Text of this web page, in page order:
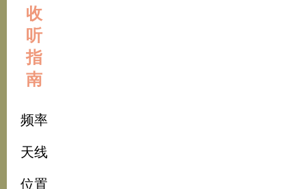
收
听
指
南
频率
天线
位置